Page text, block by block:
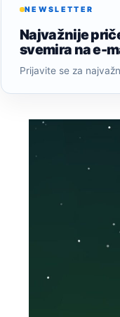
NEWSLETTER
Najvažnije
svemira na e-
Prijavite se za